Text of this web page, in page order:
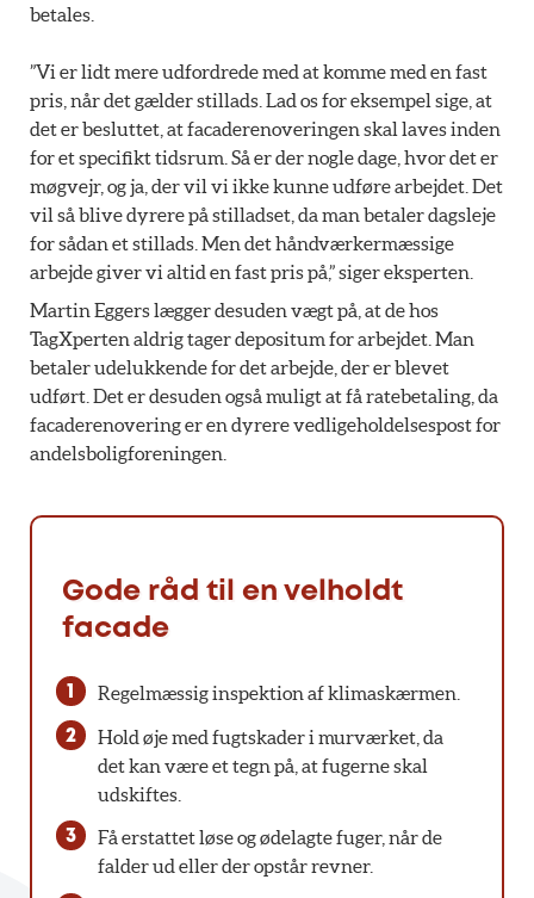
betales.
”Vi er lidt mere udfordrede med at komme med en fast
pris, når det gælder stillads. Lad os for eksempel sige, at
det er besluttet, at facaderenoveringen skal laves inden
for et specifikt tidsrum. Så er der nogle dage, hvor det er
møgvejr, og ja, der vil vi ikke kunne udføre arbejdet. Det
vil så blive dyrere på stilladset, da man betaler dagsleje
for sådan et stillads. Men det håndværkermæssige
arbejde giver vi altid en fast pris på,” siger eksperten.
Martin Eggers lægger desuden vægt på, at de hos
TagXperten aldrig tager depositum for arbejdet. Man
betaler udelukkende for det arbejde, der er blevet
udført. Det er desuden også muligt at få ratebetaling, da
facaderenovering er en dyrere vedligeholdelsespost for
andelsboligforeningen.
Gode råd til en velholdt
facade
Regelmæssig inspektion af klimaskærmen.
Hold øje med fugtskader i murværket, da
det kan være et tegn på, at fugerne skal
udskiftes.
Få erstattet løse og ødelagte fuger, når de
falder ud eller der opstår revner.